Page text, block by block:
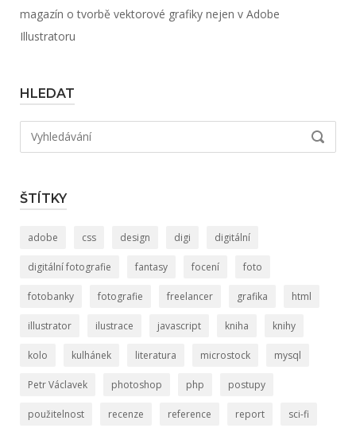
magazín o tvorbě vektorové grafiky nejen v Adobe
Illustratoru
HLEDAT
Hledat:
ŠTÍTKY
adobe css design digi digitální
digitální fotografie fantasy focení foto
fotobanky fotografie freelancer grafika html
illustrator ilustrace javascript kniha knihy
kolo kulhánek literatura microstock mysql
Petr Václavek photoshop php postupy
použitelnost recenze reference report sci-fi